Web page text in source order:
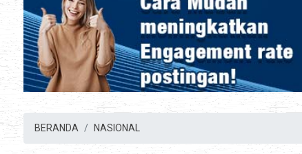
BERANDA NASIONAL